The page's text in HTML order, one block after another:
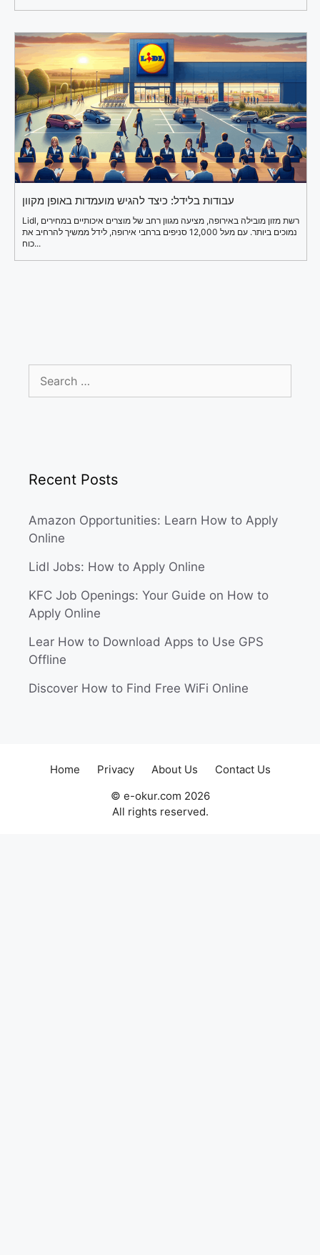
עבודות בלידל: כיצד להגיש מועמדות באופן מקוון
Lidl, רשת מזון מובילה באירופה, מציעה מגוון רחב של מוצרים איכותיים במחירים
נמוכים ביותר. עם מעל 12,000 סניפים ברחבי אירופה, לידל ממשיך להרחיב את
כוח...
Recent Posts
Amazon Opportunities: Learn How to Apply
Online
Lidl Jobs: How to Apply Online
KFC Job Openings: Your Guide on How to
Apply Online
Lear How to Download Apps to Use GPS
Offline
Discover How to Find Free WiFi Online
Home Privacy About Us
Contact Us
© e-okur.com 2026
All rights reserved.